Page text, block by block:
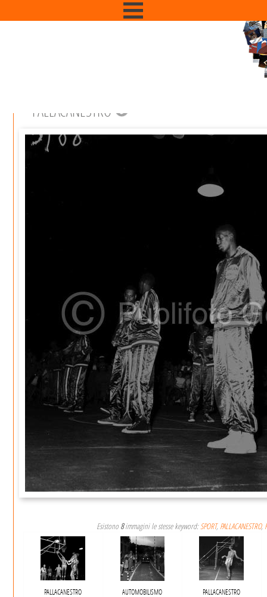
PALLACANESTRO
Esistono 8immagini le stesse keyword:SPORT, PALLACANESTRO,
PALLACANESTRO AUTOMOBILISMO PALLACANESTRO